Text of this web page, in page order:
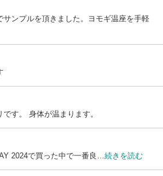
サンプルを頂きました。ヨモギ温座を手軽
す。 身体が温まります。
2024で買った中で一番良… 続きを読む